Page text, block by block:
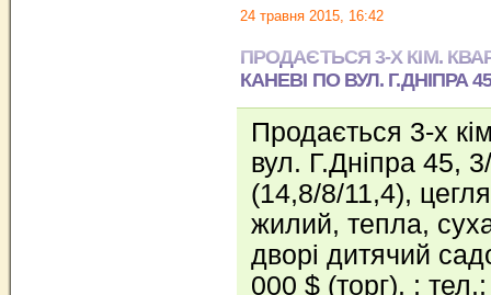
24 травня 2015, 16:42
ПРОДАЄТЬСЯ 3-Х КІМ.
КАНЕВІ ПО ВУЛ. Г.ДНІПРА
Продається 3-х
вул. Г.Дніпра 45,
(14,8/8/11,4),
жилий, тепла,
дворі дитячий
000 $ (торг). ;